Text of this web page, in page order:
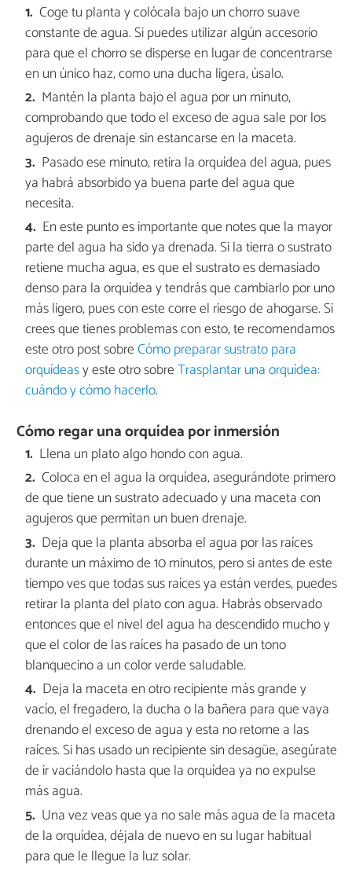
Coge tu planta y colócala bajo un chorro suave
constante de agua. Si puedes utilizar algún accesorio
para que el chorro se disperse en lugar de concentrarse
en un único haz, como una ducha ligera, úsalo.
Mantén la planta bajo el agua por un minuto,
comprobando que todo el exceso de agua sale por los
agujeros de drenaje sin estancarse en la maceta.
Pasado ese minuto, retira la orquídea del agua, pues
ya habrá absorbido ya buena parte del agua que
necesita.
En este punto es importante que notes que la mayor
parte del agua ha sido ya drenada. Si la tierra o sustrato
retiene mucha agua, es que el sustrato es demasiado
denso para la orquídea y tendrás que cambiarlo por uno
más ligero, pues con este corre el riesgo de ahogarse. Si
crees que tienes problemas con esto, te recomendamos
este otro post sobreCómo preparar sustrato para
orquídeasy este otro sobreTrasplantar una orquídea:
cuándo y cómo hacerlo.
Cómo regar una orquídea por inmersión
Llena un plato algo hondo con agua.
Coloca en el agua la orquídea, asegurándote primero
de que tiene un sustrato adecuado y una maceta con
agujeros que permitan un buen drenaje.
Deja que la planta absorba el agua por las raíces
durante un máximo de 10 minutos, pero si antes de este
tiempo ves que todas sus raíces ya están verdes, puedes
retirar la planta del plato con agua. Habrás observado
entonces que el nivel del agua ha descendido mucho y
que el color de las raíces ha pasado de un tono
blanquecino a un color verde saludable.
Deja la maceta en otro recipiente más grande y
vacío, el fregadero, la ducha o la bañera para que vaya
drenando el exceso de agua y esta no retorne a las
raíces. Si has usado un recipiente sin desagüe, asegúrate
de ir vaciándolo hasta que la orquídea ya no expulse
más agua.
Una vez veas que ya no sale más agua de la maceta
de la orquídea, déjala de nuevo en su lugar habitual
para que le llegue la luz solar.